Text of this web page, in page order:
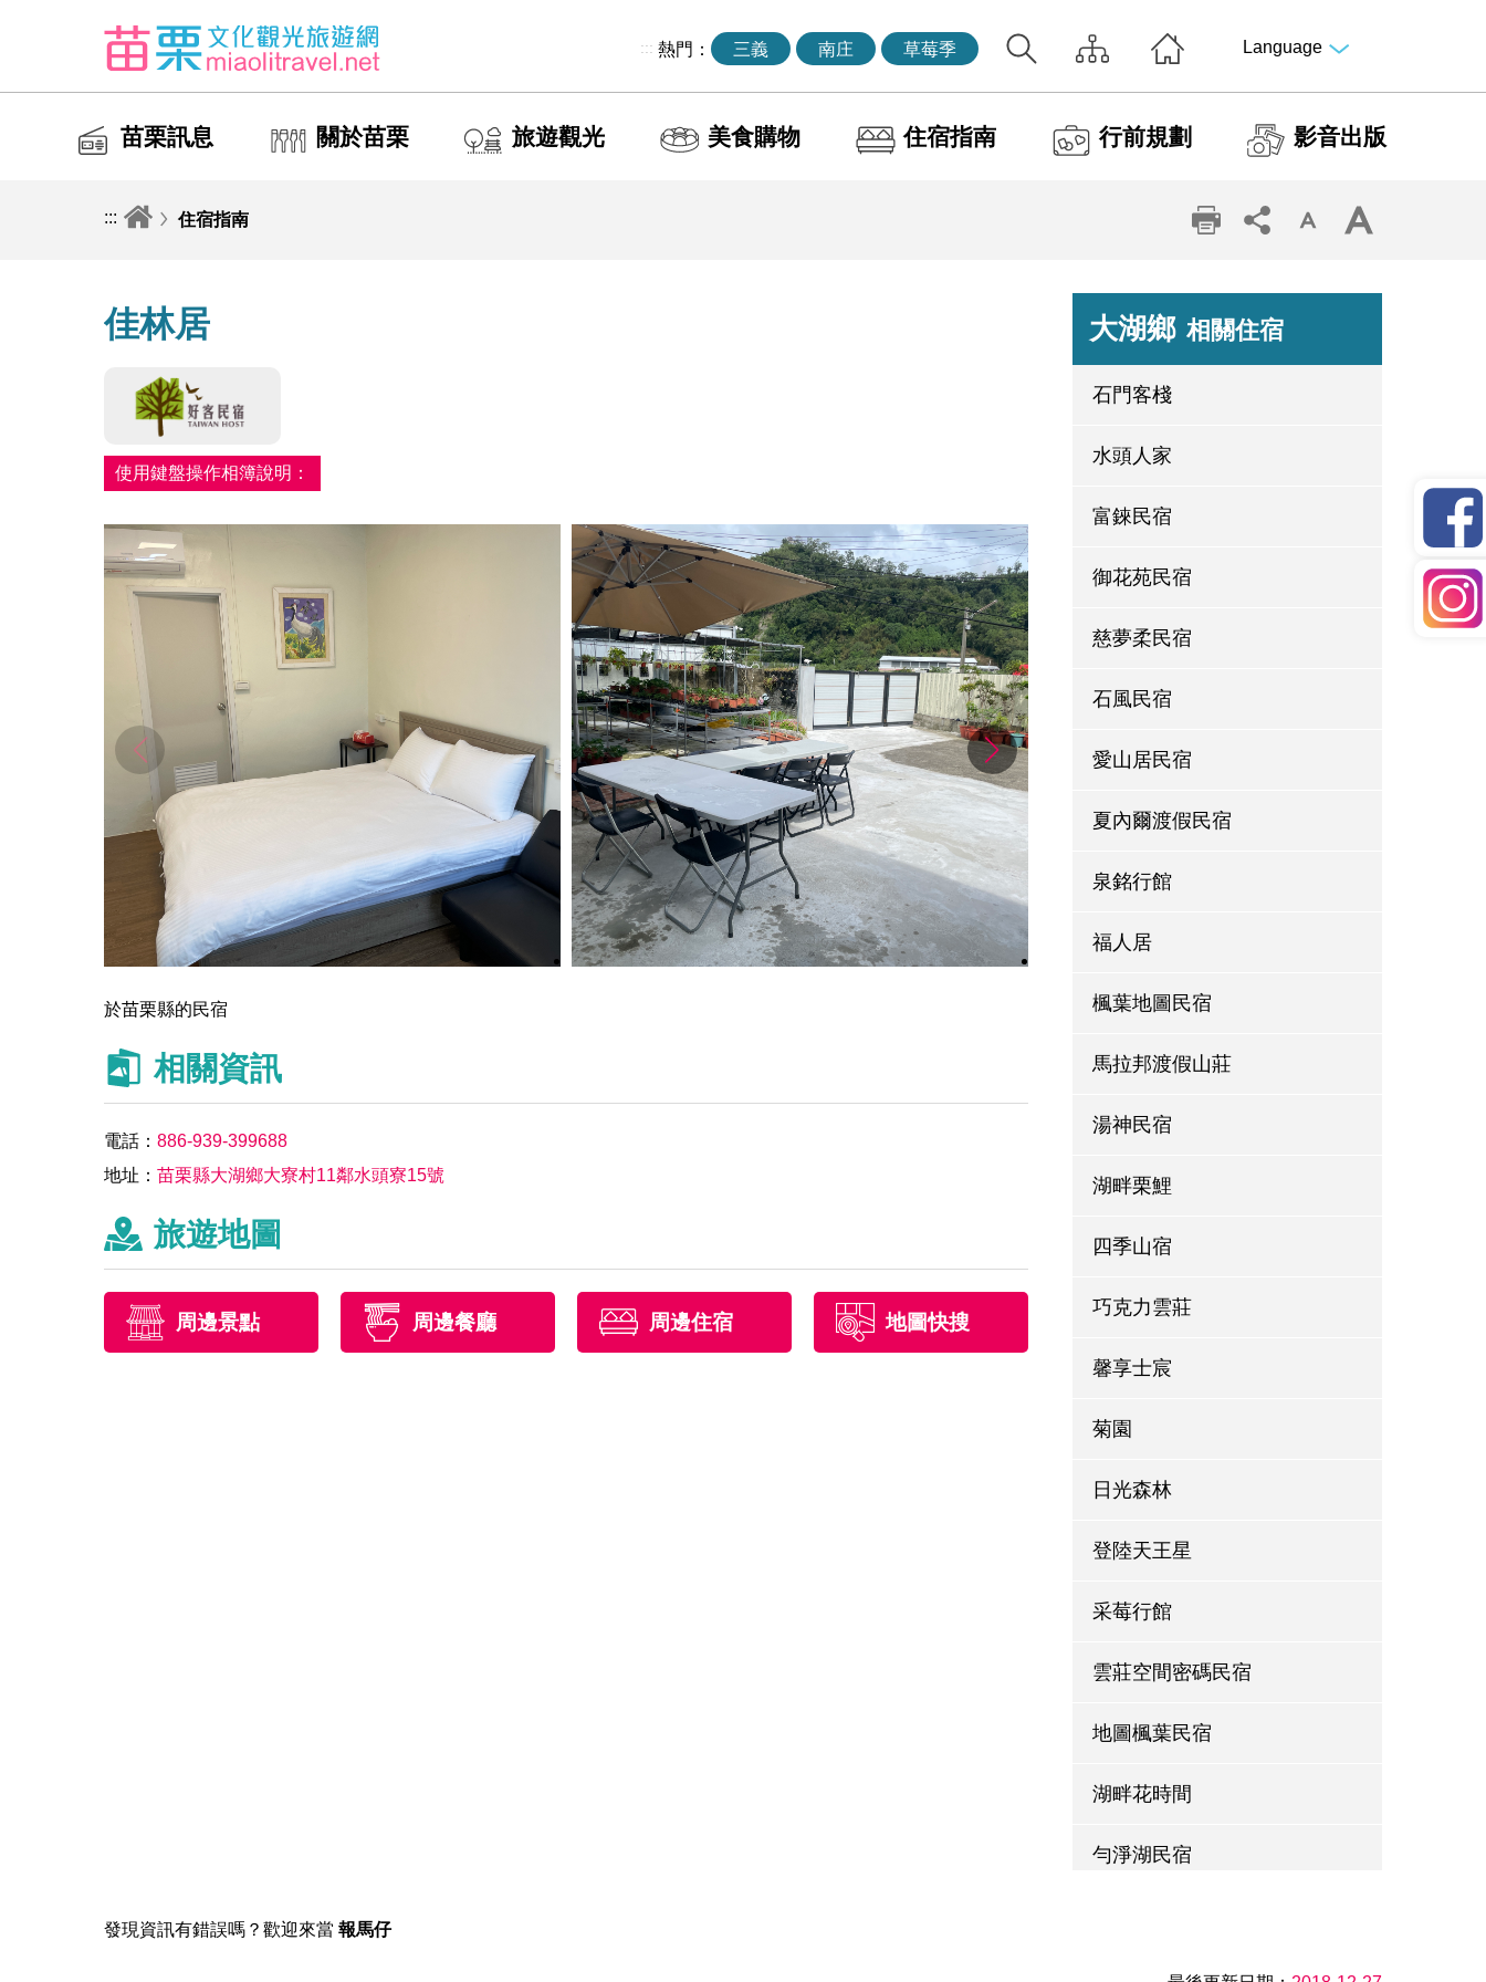
::: 熱門： 三義 南庄 草莓季 Language
苗栗訊息 關於苗栗 旅遊觀光 美食購物 住宿指南 行前規劃 影音出版
::: 住宿指南
佳林居
使用鍵盤操作相簿說明：
於苗栗縣的民宿
相關資訊
電話：886-939-399688
地址：苗栗縣大湖鄉大寮村11鄰水頭寮15號
旅遊地圖
周邊景點 周邊餐廳 周邊住宿 地圖快搜
大湖鄉 相關住宿
石門客棧
水頭人家
富錸民宿
御花苑民宿
慈夢柔民宿
石風民宿
愛山居民宿
夏內爾渡假民宿
泉銘行館
福人居
楓葉地圖民宿
馬拉邦渡假山莊
湯神民宿
湖畔栗鯉
四季山宿
巧克力雲莊
馨享士宸
菊園
日光森林
登陸天王星
采莓行館
雲莊空間密碼民宿
地圖楓葉民宿
湖畔花時間
勻淨湖民宿
太湖民宿
發現資訊有錯誤嗎？歡迎來當報馬仔